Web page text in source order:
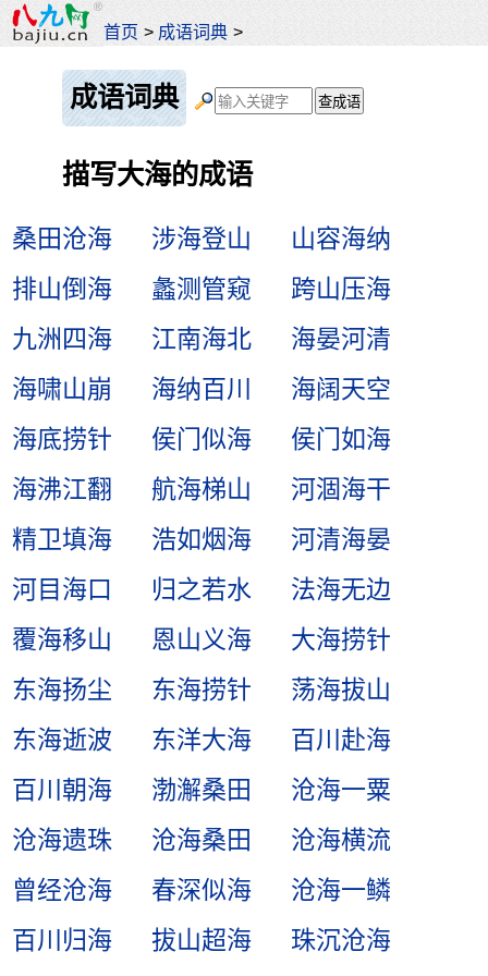
首页 > 成语词典 >
成语词典
描写大海的成语
桑田沧海 涉海登山
山容海纳
排山倒海
蠡测管窥
跨山压海
九洲四海
江南海北
海晏河清
海啸山崩
海纳百川
海阔天空
海底捞针
侯门似海
侯门如海
海沸江翻
航海梯山
河涸海干
精卫填海
浩如烟海
河清海晏
河目海口
归之若水
法海无边
覆海移山
恩山义海
大海捞针
东海扬尘
东海捞针
荡海拔山
东海逝波
东洋大海
百川赴海
百川朝海
渤澥桑田
沧海一粟
沧海遗珠
沧海桑田
沧海横流
曾经沧海
春深似海
沧海一鳞
百川归海
拔山超海
珠沉沧海